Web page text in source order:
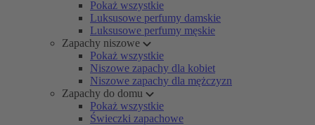
Pokaż wszystkie
Luksusowe perfumy damskie
Luksusowe perfumy męskie
Zapachy niszowe
Pokaż wszystkie
Niszowe zapachy dla kobiet
Niszowe zapachy dla mężczyzn
Zapachy do domu
Pokaż wszystkie
Świeczki zapachowe